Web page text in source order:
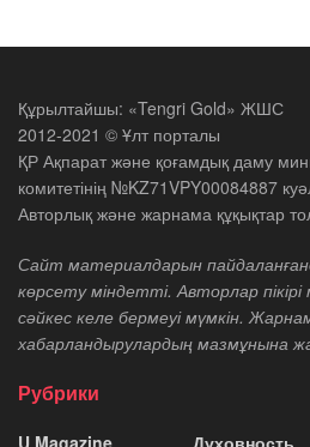
Құрылтайшы: «Tengri Gold» ЖШС
2012-2021 © Ұлт порталы
ҚР Ақпарат және қоғамдық даму
комитетінің №KZ71VPY00084887
Авторлық және жарнама құқықтар
Сайт материалдарын
көрсету міндетті. Авторлар
сәйкес келе бермеуі мүмкін.
хабарландырулардың мазмұнына
Рубрики
U Magazine Духовность